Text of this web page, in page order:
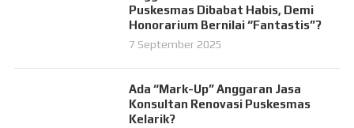
Puskesmas Dibabat Habis, Demi
Honorarium Bernilai “Fantastis”?
7 September 2025
Ada “Mark-Up” Anggaran Jasa
Konsultan Renovasi Puskesmas
Kelarik?